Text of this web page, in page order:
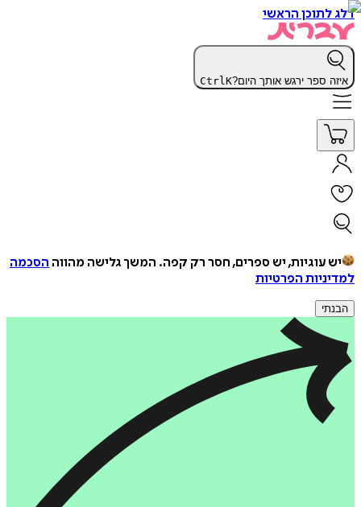
דלג לתוכן הראשי
איזה ספר ירגש אותך היום? CtrlK
יש עוגיות, יש ספרים, חסר רק קפה. המשך גלישה מהווה הסכמה
למדיניות הפרטיות
הבנתי